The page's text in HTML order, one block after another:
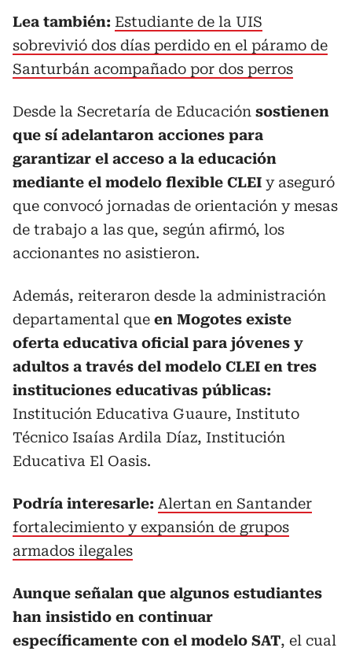
Lea también: Estudiante de la UIS
sobrevivió dos días perdido en el páramo de
Santurbán acompañado por dos perros
Desde la Secretaría de Educación sostienen
que sí adelantaron acciones para
garantizar el acceso a la educación
mediante el modelo flexible CLEI y aseguró
que convocó jornadas de orientación y mesas
de trabajo a las que, según afirmó, los
accionantes no asistieron.
Además, reiteraron desde la administración
departamental que en Mogotes existe
oferta educativa oficial para jóvenes y
adultos a través del modelo CLEI en tres
instituciones educativas públicas:
Institución Educativa Guaure, Instituto
Técnico Isaías Ardila Díaz, Institución
Educativa El Oasis.
Podría interesarle: Alertan en Santander
fortalecimiento y expansión de grupos
armados ilegales
Aunque señalan que algunos estudiantes
han insistido en continuar
específicamente con el modelo SAT, el cual